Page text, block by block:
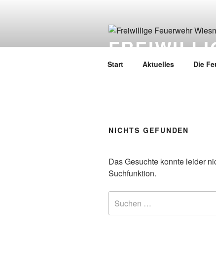
Start Aktuelles Die
NICHTS GEFUNDEN
Das Gesuchte konnte leider
Suchfunktion.